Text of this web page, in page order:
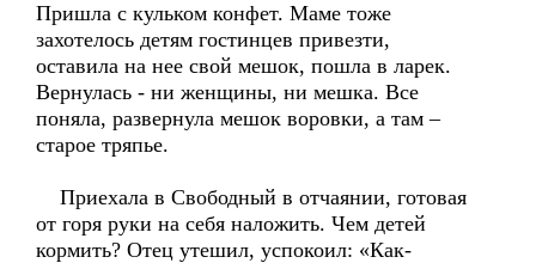
Пришла с кульком конфет. Маме тоже
захотелось детям гостинцев привезти,
оставила на нее свой мешок, пошла в ларек.
Вернулась - ни женщины, ни мешка. Все
поняла, развернула мешок воровки, а там –
старое тряпье.
Приехала в Свободный в отчаянии, готовая
от горя руки на себя наложить. Чем детей
кормить? Отец утешил, успокоил: «Как-